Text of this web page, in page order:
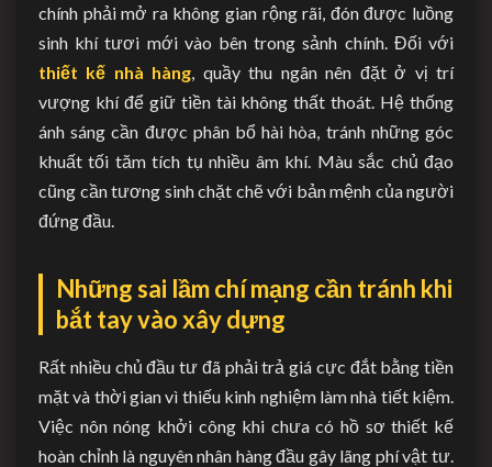
chính phải mở ra không gian rộng rãi, đón được luồng
sinh khí tươi mới vào bên trong sảnh chính. Đối với
thiết kế nhà hàng, quầy thu ngân nên đặt ở vị trí
vượng khí để giữ tiền tài không thất thoát. Hệ thống
ánh sáng cần được phân bổ hài hòa, tránh những góc
khuất tối tăm tích tụ nhiều âm khí. Màu sắc chủ đạo
cũng cần tương sinh chặt chẽ với bản mệnh của người
đứng đầu.
Những sai lầm chí mạng cần tránh khi
bắt tay vào xây dựng
Rất nhiều chủ đầu tư đã phải trả giá cực đắt bằng tiền
mặt và thời gian vì thiếu kinh nghiệm làm nhà tiết kiệm.
Việc nôn nóng khởi công khi chưa có hồ sơ thiết kế
hoàn chỉnh là nguyên nhân hàng đầu gây lãng phí vật tư.